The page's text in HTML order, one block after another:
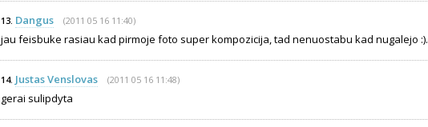
13. Dangus (2011 05 16 11:40)
jau feisbuke rasiau kad pirmoje foto super kompozicija, tad nenuostabu kad nugalejo :).
14. Justas Venslovas (2011 05 16 11:48)
gerai sulipdyta